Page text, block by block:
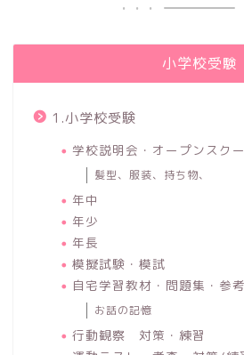
小学校受験
1.小学校受験
学校説明会・オープンスク
髪型、服装、持ち物、
年中
年少
年長
模擬試験・模試
自宅学習教材・問題集・参
お話の記憶
行動観察 対策・練習